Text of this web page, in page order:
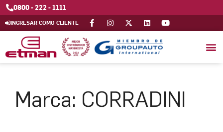
0800 - 222 - 1111
INGRESAR COMO CLIENTE
Marca: CORRADINI